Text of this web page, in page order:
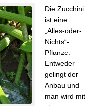
Die Zucchini
ist eine
„Alles-oder-
Nichts“-
Pflanze:
Entweder
gelingt der
Anbau und
man wird mit